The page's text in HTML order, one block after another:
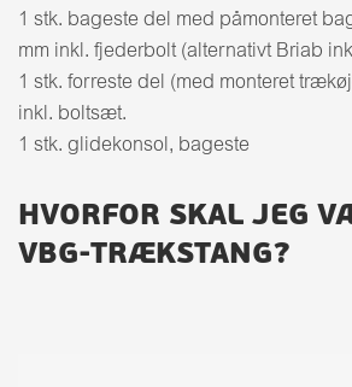
1 stk. bageste del med påmonteret
mm inkl. fjederbolt (alternativt Briab
1 stk. forreste del (med monteret
inkl. boltsæt.
1 stk. glidekonsol, bageste
HVORFOR SKAL JEG
VBG-TRÆKSTANG?